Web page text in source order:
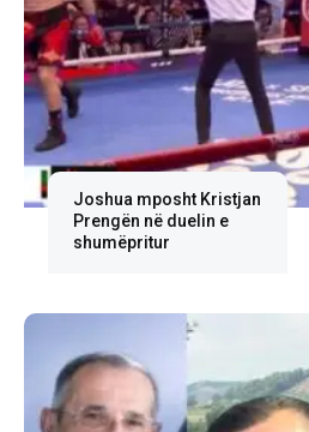
Joshua mposht Kristjan
Prengën në duelin e
shumëpritur